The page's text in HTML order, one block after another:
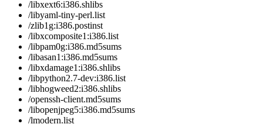
/libxext6:i386.shlibs
/libyaml-tiny-perl.list
/zlib1g:i386.postinst
/libxcomposite1:i386.list
/libpam0g:i386.md5sums
/libasan1:i386.md5sums
/libxdamage1:i386.shlibs
/libpython2.7-dev:i386.list
/libhogweed2:i386.shlibs
/openssh-client.md5sums
/libopenjpeg5:i386.md5sums
/lmodern.list